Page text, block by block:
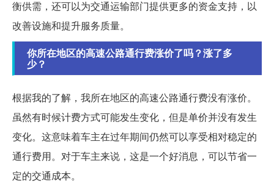
衡供需，还可以为交通运输部门提供更多的资金支持，以
改善设施和提升服务质量。
你所在地区的高速公路通行费涨价了吗？涨了多
少？
根据我的了解，我所在地区的高速公路通行费没有涨价。
虽然有时候计费方式可能发生变化，但是单价并没有发生
变化。这意味着车主在过年期间仍然可以享受相对稳定的
通行费用。对于车主来说，这是一个好消息，可以节省一
定的交通成本。